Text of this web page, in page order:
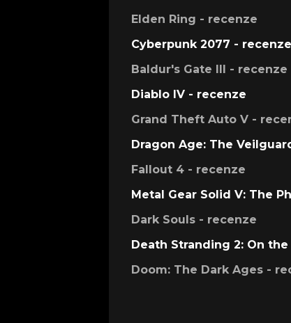
Elden Ring - recenze
Cyberpunk 2077 - recenze
Baldur's Gate III - recenze
Diablo IV - recenze
Grand Theft Auto V -
Dragon Age: The
Fallout 4 - recenze
Metal Gear Solid V: The
Dark Souls - recenze
Death Stranding 2: On
Doom: The Dark Ages -